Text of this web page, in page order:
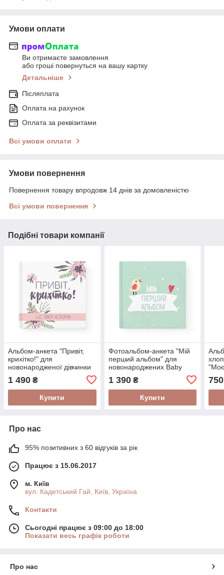
Умови оплати
Ви отримаєте замовлення
або гроші повернуться на вашу картку
Детальніше
Післяплата
Оплата на рахунок
Оплата за реквізитами
Всі умови оплати
Умови повернення
Повернення товару впродовж 14 днів за домовленістю
Всі умови повернення
Подібні товари компанії
Альбом-анкета "Привіт,
крихітко!" для
новонародженої дівчинки
1 490 ₴
Купити
Фотоальбом-анкета "Мій
перший альбом" для
новонароджених Baby
book українською мовою
1 390₴
Купити
750
Про нас
95% позитивних з 60 відгуків за рік
Працює з 15.06.2017
м. Київ
вул. Кадетський Гай, Київ, Україна
Контакти
Сьогодні працює з 09:00 до 18:00
Показати весь графік роботи
Про нас